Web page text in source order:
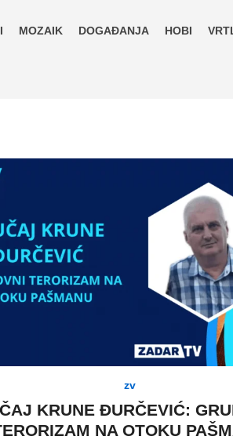
MOZAIK DOGAĐANJA HOBI
zv
KRUNE ĐURČEVIĆ:
NA OTOKU